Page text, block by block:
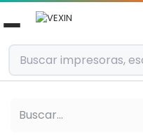
Ir al contenido